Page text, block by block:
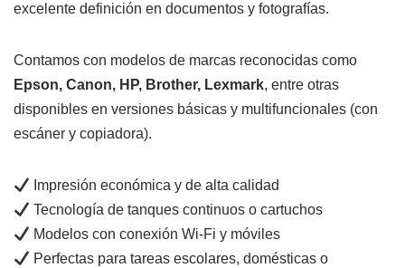
excelente definición en documentos y fotografías.
Contamos con modelos de marcas reconocidas como
Epson, Canon, HP, Brother, Lexmark, entre otras
disponibles en versiones básicas y multifuncionales (con
escáner y copiadora).
Impresión económica y de alta calidad
Tecnología de tanques continuos o cartuchos
Modelos con conexión Wi-Fi y móviles
Perfectas para tareas escolares, domésticas o